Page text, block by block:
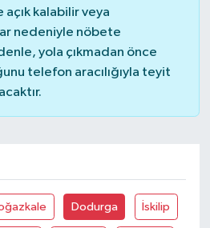
kalabilir veya
nedeniyle nöbete
yola çıkmadan önce
telefon aracılığıyla teyit
Dodurga İskilip